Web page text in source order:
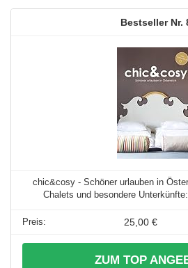
chic&cosy - Schöner urlauben in
Chalets und besondere
25,00 €
ZUM TOP